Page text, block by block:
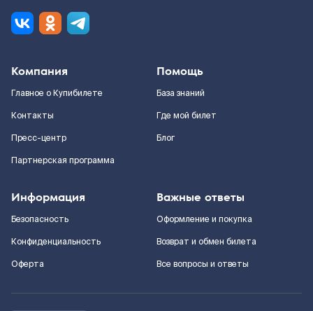
Компания
Главное о Купибилете
Контакты
Пресс-центр
Партнерская программа
Помощь
База знаний
Где мой билет
Блог
Информация
Безопасность
Конфиденциальность
Оферта
Важные ответы
Оформление и покупка
Возврат и обмен билета
Все вопросы и ответы